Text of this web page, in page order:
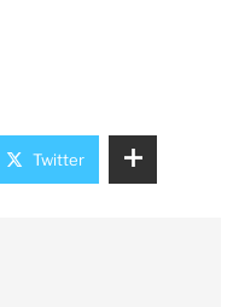
Twitter